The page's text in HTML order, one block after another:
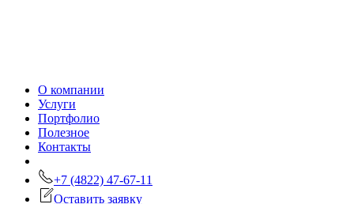
О компании
Услуги
Портфолио
Полезное
Контакты
+7 (4822) 47-67-11
Оставить заявку